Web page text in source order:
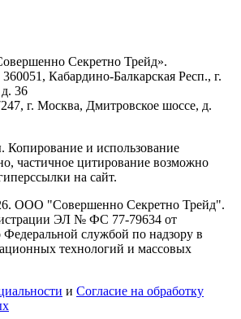
Секретно Трейд».
Кабардино-Балкарская Респ., г.
36
г. Москва, Дмитровское шоссе, д.
и использование
частичное цитирование возможно
на сайт.
ООО "Совершенно Секретно Трейд".
ЭЛ № ФС 77-79634 от
Федеральной службой по надзору в
технологий и массовых
и Согласие на обработку